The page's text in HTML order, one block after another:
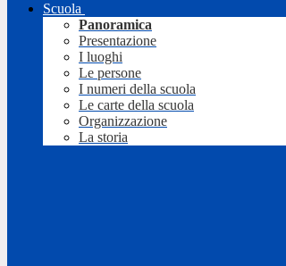
Scuola
Panoramica
Presentazione
I luoghi
Le persone
I numeri della scuola
Le carte della scuola
Organizzazione
La storia